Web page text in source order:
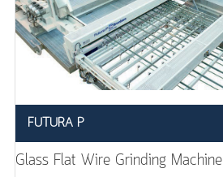
FUTURA P
Glass Flat Wire Grinding Machine